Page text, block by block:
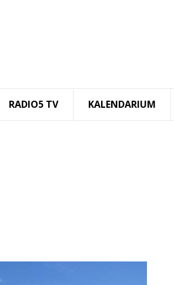
RADIO5 TV KALENDARIUM